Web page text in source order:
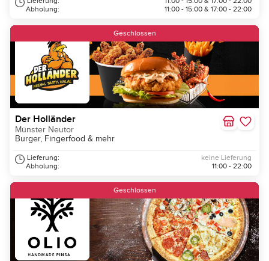
Abholung:
11:00 - 15:00 & 17:00 - 22:00
Geschlossen
Der Holländer
Münster Neutor
Burger, Fingerfood & mehr
Lieferung:
Abholung:
keine Lieferung
11:00 - 22:00
Geschlossen